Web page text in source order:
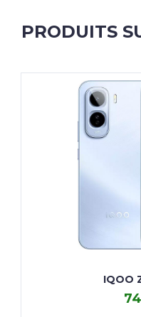
PRODUITS
IQOO